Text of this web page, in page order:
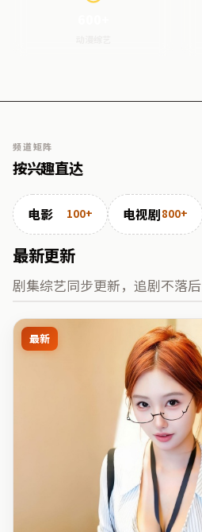
频道矩阵
按兴趣直达
电影 100+ 电视剧800+
最新更新
剧集综艺同步更新，追剧不落后
最新